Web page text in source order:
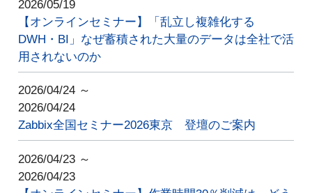
2026/05/19
【オンラインセミナー】「乱立し複雑化する
DWH・BI」なぜ蓄積された大量のデータは全社で活
用されないのか
2026/04/24 ～
2026/04/24
Zabbix全国セミナー2026東京 登壇のご案内
2026/04/23 ～
2026/04/23